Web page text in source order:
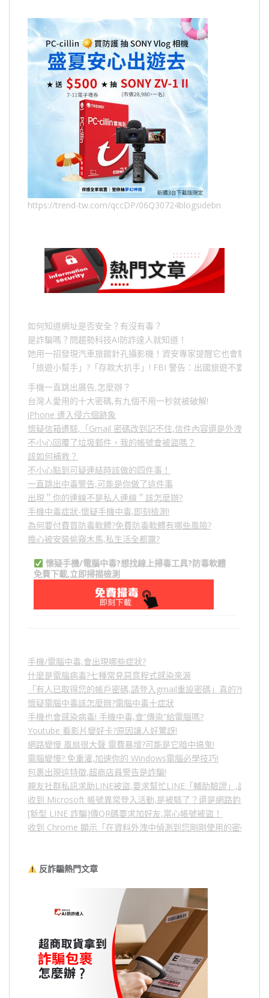
https://trend-tw.com/qccDP/06Q30724blogsidebn
如何知道網址是否安全？有沒有毒？
是詐騙嗎？問趨勢科技AI防詐達人就知道！
她用一招發現汽車旅館針孔攝影機！資安專家提醒它也會駭人成
「旅遊小幫手」 ? 「存款大扒手」 ! FBI 警告：出國旅遊不要做的
手機一直跳出廣告,怎麼辦？
台灣人愛用的十大密碼,有九個不用一秒就被破解!
iPhone 遭入侵六個跡象
懷疑信箱遭駭,「Gmail 密碼改到記不住,信件內容還是外洩？」,
不小心回覆了垃圾郵件，我的帳號會被盜嗎？
該如何補救？
不小心點到可疑連結時該做的四件事！
一直跳出中毒警告,可能是你做了這件事
出現＂你的連線不是私人連線＂該怎麼辦?
手機中毒症狀-懷疑手機中毒,即刻檢測!
為何要付費買防毒軟體?免費防毒軟體有哪些風險?
擔心被安裝偷窺木馬,私生活全都露?
懷疑手機/電腦中毒?想找線上掃毒工具?防毒軟體
免費下載,立即掃描檢測
手機/電腦中毒,會出現哪些症狀?
什麼是電腦病毒?七種常見惡意程式感染來源
「有人已取得您的帳戶密碼,請登入gmail重設密碼」真的?假的?5
懷疑電腦中毒該怎麼辦?電腦中毒十症狀
手機也會感染病毒! 手機中毒,會”傳染”給電腦嗎?
Youtube 看影片變好卡?原因讓人好驚訝!
網路變慢 風扇很大聲 電費暴增?可能是它暗中搞鬼!
電腦變慢? 免重灌,加速你的 Windows電腦必學技巧!
包裹出現這特徵,超商店員警告是詐騙!
親友社群私訊求助LINE被盜,要求幫忙LINE「輔助驗證」,詐騙
收到 Microsoft 帳號異常登入活動,是被駭了？還是網路釣魚？
[新型 LINE 詐騙]傳QR碼要求加好友,當心帳號被盜！
收到 Chrome 顯示「在資料外洩中偵測到您剛剛使用的密碼」
反詐騙熱門文章